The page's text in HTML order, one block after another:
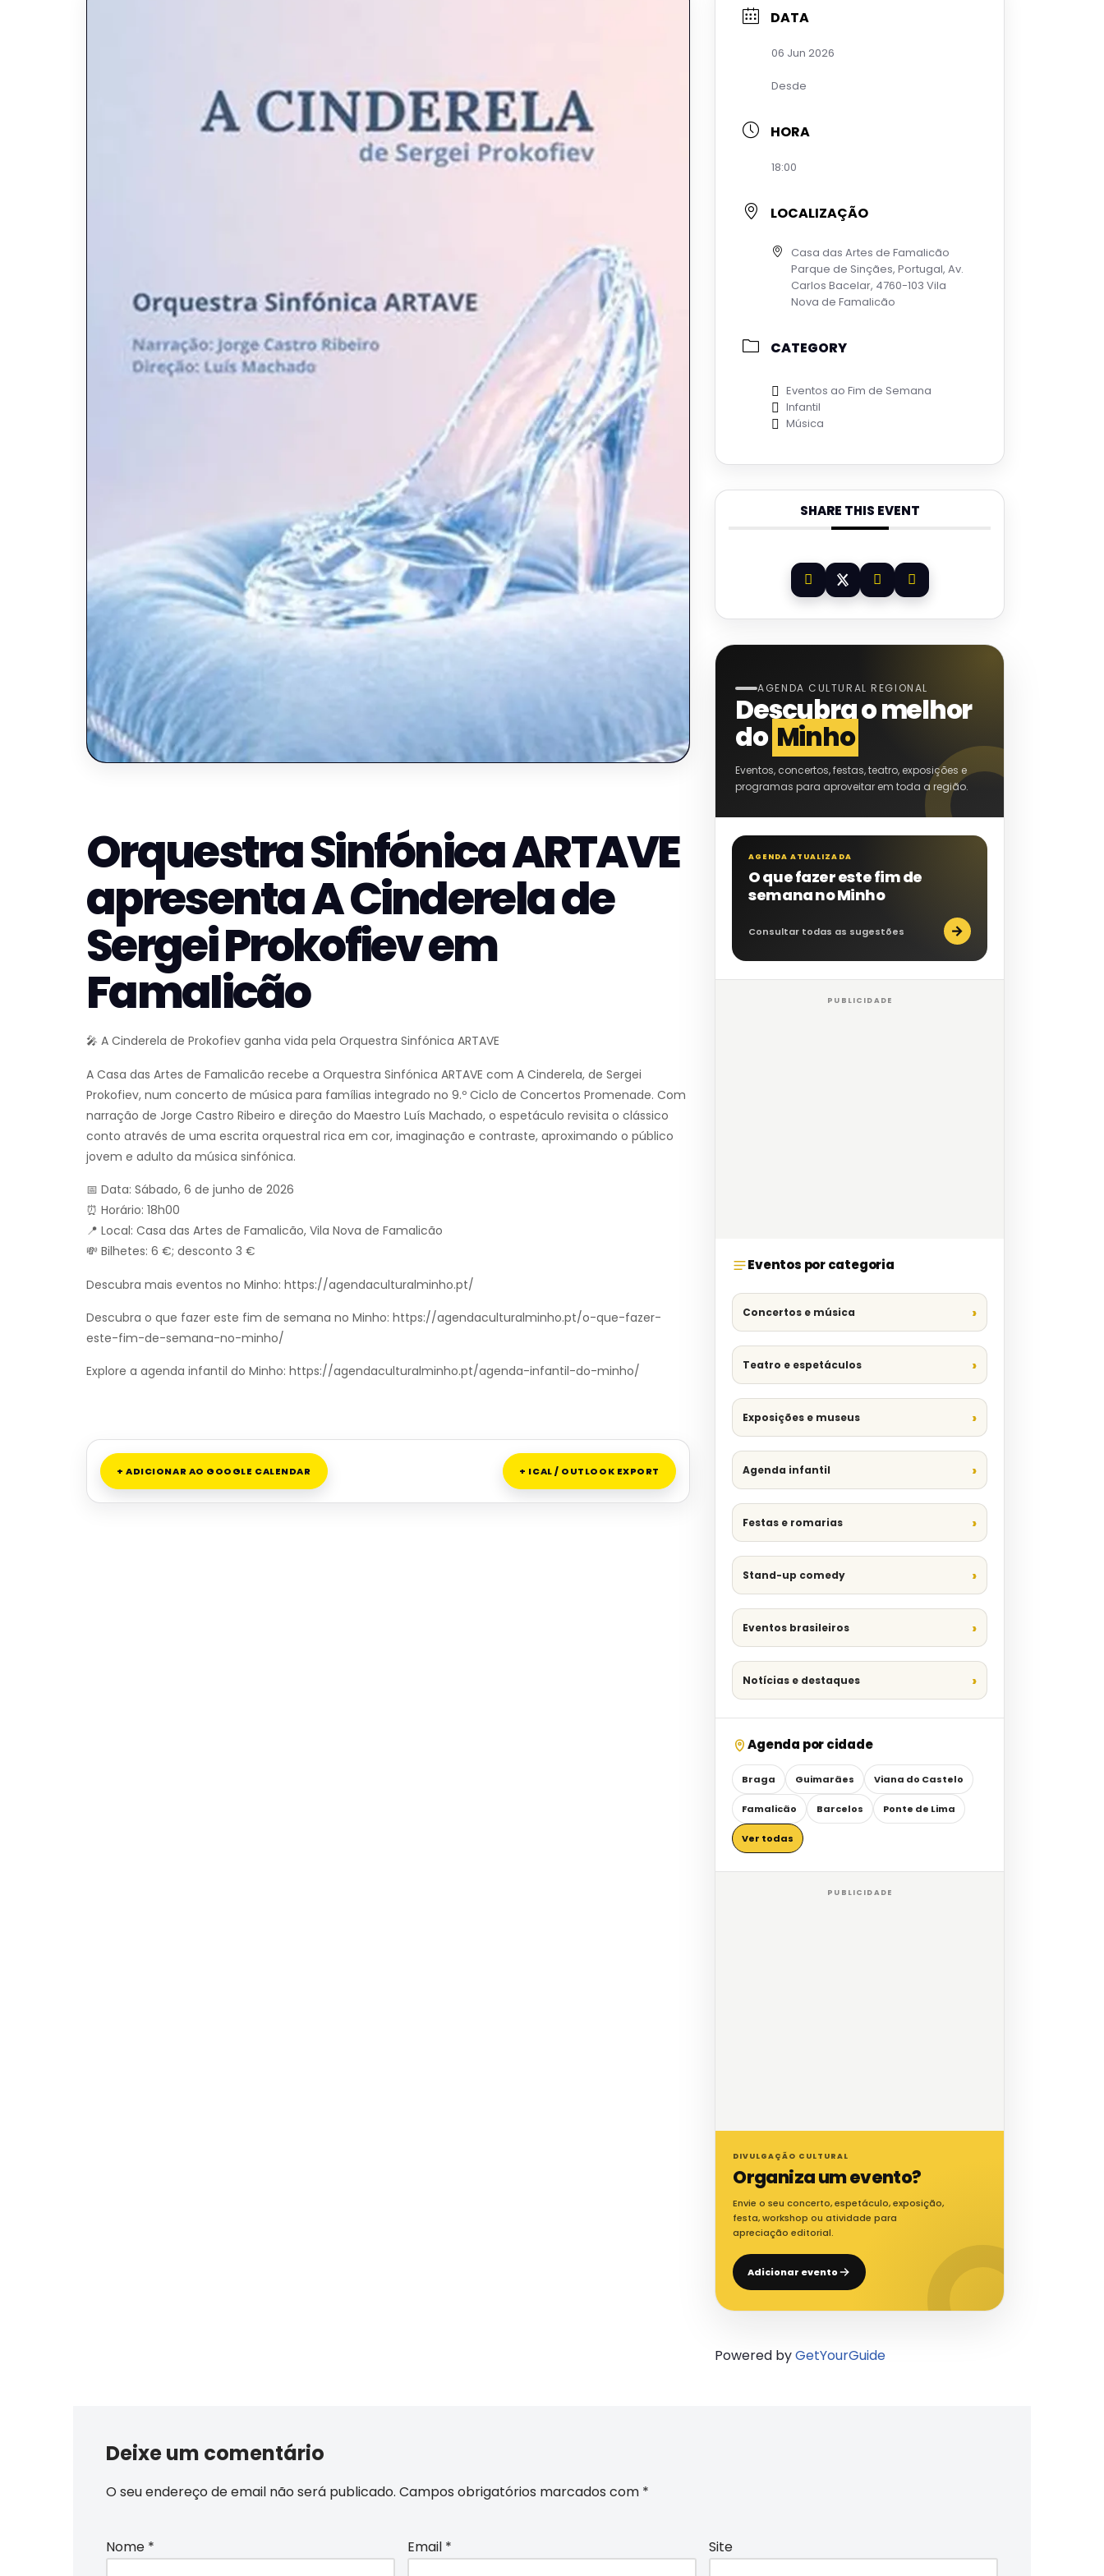
Orquestra Sinfónica ARTAVE
apresenta A Cinderela de
Sergei Prokofiev em
Famalicão
🎤 A Cinderela de Prokofiev ganha vida pela Orquestra Sinfónica ARTAVE
A Casa das Artes de Famalicão recebe a Orquestra Sinfónica ARTAVE com A Cinderela, de Sergei
Prokofiev, num concerto de música para famílias integrado no 9.º Ciclo de Concertos Promenade. Com
narração de Jorge Castro Ribeiro e direção do Maestro Luís Machado, o espetáculo revisita o clássico
conto através de uma escrita orquestral rica em cor, imaginação e contraste, aproximando o público
jovem e adulto da música sinfónica.
📅 Data: Sábado, 6 de junho de 2026
⏰ Horário: 18h00
📍 Local: Casa das Artes de Famalicão, Vila Nova de Famalicão
💸 Bilhetes: 6 €; desconto 3 €
Descubra mais eventos no Minho: https://agendaculturalminho.pt/
Descubra o que fazer este fim de semana no Minho: https://agendaculturalminho.pt/o-que-fazer-
este-fim-de-semana-no-minho/
Explore a agenda infantil do Minho: https://agendaculturalminho.pt/agenda-infantil-do-minho/
+ ADICIONAR AO GOOGLE CALENDAR + ICAL / OUTLOOK EXPORT
DATA
06 Jun 2026
Desde
HORA
18:00
LOCALIZAÇÃO
Casa das Artes de Famalicão
Parque de Sinçães, Portugal, Av.
Carlos Bacelar, 4760-103 Vila
Nova de Famalicão
CATEGORY
Eventos ao Fim de Semana
Infantil
Música
SHARE THIS EVENT
AGENDA CULTURAL REGIONAL
Descubra o melhor
do Minho
Eventos, concertos, festas, teatro, exposições e
programas para aproveitar em toda a região.
AGENDA ATUALIZADA
O que fazer este fim de
semana no Minho
Consultar todas as sugestões →
PUBLICIDADE
Eventos por categoria
Concertos e música
Teatro e espetáculos
Exposições e museus
Agenda infantil
Festas e romarias
Stand-up comedy
Eventos brasileiros
Notícias e destaques
Agenda por cidade
Braga Guimarães Viana do Castelo
Famalicão Barcelos Ponte de Lima
Ver todas
PUBLICIDADE
DIVULGAÇÃO CULTURAL
Organiza um evento?
Envie o seu concerto, espetáculo, exposição,
festa, workshop ou atividade para
apreciação editorial.
Adicionar evento
Powered byGetYourGuide
Deixe um comentário
O seu endereço de email não será publicado. Campos obrigatórios marcados com *
Nome * Email * Site